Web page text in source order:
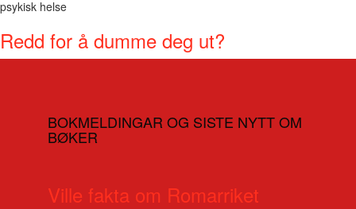
psykisk helse
Redd for å dumme deg ut?
BOKMELDINGAR OG SISTE NYTT OM
BØKER
Ville fakta om Romarriket